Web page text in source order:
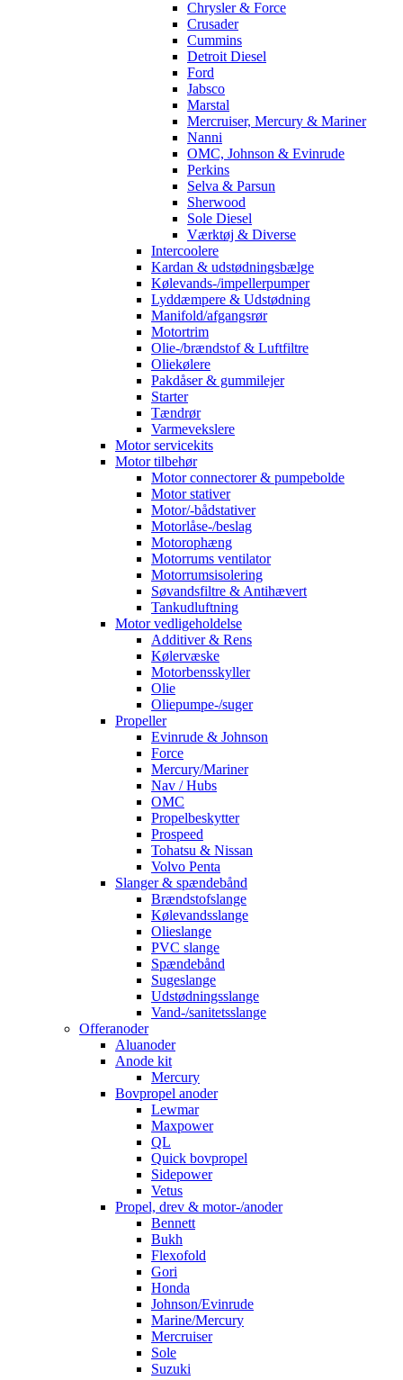
Chrysler & Force
Crusader
Cummins
Detroit Diesel
Ford
Jabsco
Marstal
Mercruiser, Mercury & Mariner
Nanni
OMC, Johnson & Evinrude
Perkins
Selva & Parsun
Sherwood
Sole Diesel
Værktøj & Diverse
Intercoolere
Kardan & udstødningsbælge
Kølevands-/impellerpumper
Lyddæmpere & Udstødning
Manifold/afgangsrør
Motortrim
Olie-/brændstof & Luftfiltre
Oliekølere
Pakdåser & gummilejer
Starter
Tændrør
Varmevekslere
Motor servicekits
Motor tilbehør
Motor connectorer & pumpebolde
Motor stativer
Motor/-bådstativer
Motorlåse-/beslag
Motorophæng
Motorrums ventilator
Motorrumsisolering
Søvandsfiltre & Antihævert
Tankudluftning
Motor vedligeholdelse
Additiver & Rens
Kølervæske
Motorbensskyller
Olie
Oliepumpe-/suger
Propeller
Evinrude & Johnson
Force
Mercury/Mariner
Nav / Hubs
OMC
Propelbeskytter
Prospeed
Tohatsu & Nissan
Volvo Penta
Slanger & spændebånd
Brændstofslange
Kølevandsslange
Olieslange
PVC slange
Spændebånd
Sugeslange
Udstødningsslange
Vand-/sanitetsslange
Offeranoder
Aluanoder
Anode kit
Mercury
Bovpropel anoder
Lewmar
Maxpower
QL
Quick bovpropel
Sidepower
Vetus
Propel, drev & motor-/anoder
Bennett
Bukh
Flexofold
Gori
Honda
Johnson/Evinrude
Marine/Mercury
Mercruiser
Sole
Suzuki